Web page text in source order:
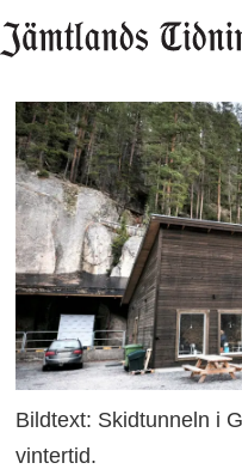
Bildtext: Skidtunneln i
vintertid.